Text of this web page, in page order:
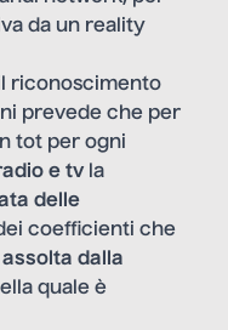
da un reality
riconoscimento
prevede che per
tot per ogni
e tvla
delle
coefficienti che
dalla
quale è